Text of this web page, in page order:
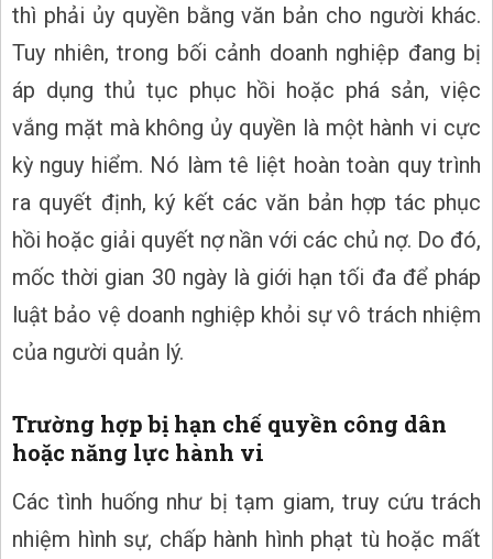
thì phải ủy quyền bằng văn bản cho người khác.
Tuy nhiên, trong bối cảnh doanh nghiệp đang bị
áp dụng thủ tục phục hồi hoặc phá sản, việc
vắng mặt mà không ủy quyền là một hành vi cực
kỳ nguy hiểm. Nó làm tê liệt hoàn toàn quy trình
ra quyết định, ký kết các văn bản hợp tác phục
hồi hoặc giải quyết nợ nần với các chủ nợ. Do đó,
mốc thời gian 30 ngày là giới hạn tối đa để pháp
luật bảo vệ doanh nghiệp khỏi sự vô trách nhiệm
của người quản lý.
Trường hợp bị hạn chế quyền công dân
hoặc năng lực hành vi
Các tình huống như bị tạm giam, truy cứu trách
nhiệm hình sự, chấp hành hình phạt tù hoặc mất